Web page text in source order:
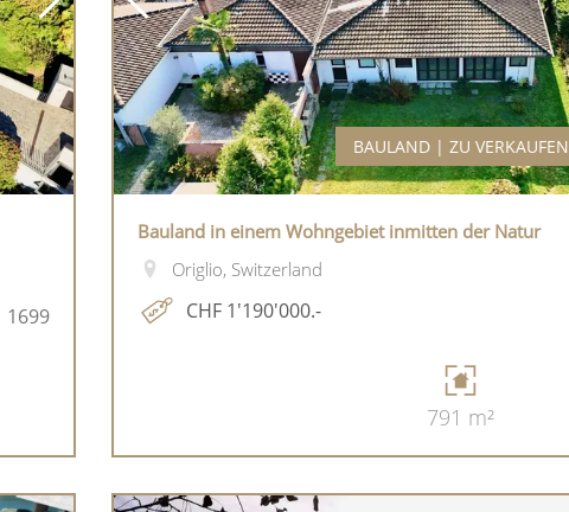
1699
BAULAND | ZU VERKAUFEN
Bauland in einem Wohngebiet inmitten der Natur
Origlio, Switzerland
CHF 1'190'000.-
791 m²